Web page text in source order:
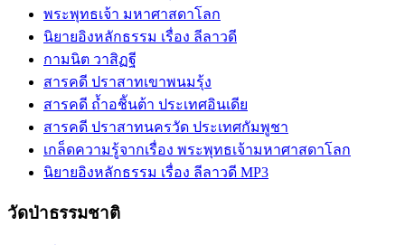
พระพุทธเจ้า มหาศาสดาโลก
นิยายอิงหลักธรรม เรื่อง ลีลาวดี
กามนิต วาสิฏฐี
สารคดี ปราสาทเขาพนมรุ้ง
สารคดี ถ้ำอชิันต้า ประเทศอินเดีย
สารคดี ปราสาทนครวัด ประเทศกัมพูชา
เกล็ดความรู้จากเรื่อง พระพุทธเจ้ามหาศาสดาโลก
นิยายอิงหลักธรรม เรื่อง ลีลาวดี MP3
วัดป่าธรรมชาติ